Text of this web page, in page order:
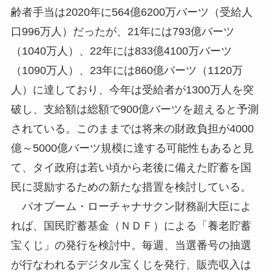
齢者手当は2020年に564億6200万バーツ（受給人
口996万人）だったが、21年には793億バーツ
（1040万人）、22年には833億4100万バーツ
（1090万人）、23年には860億バーツ（1120万
人）に達しており、今年は受給者が1300万人を突
破し、支給額は総額で900億バーツを超えると予測
されている。このままでは将来の財政負担が4000
億～5000億バーツ規模に達する可能性もあると見
て、タイ政府は若い頃から老後に備えた貯蓄を国
民に奨励するための新たな措置を検討している。
パオプーム・ローチャナサクン財務副大臣によ
れば、国民貯蓄基金（ＮＤＦ）による「養老貯蓄
宝くじ」の発行を検討中。毎週、当選番号の抽選
が行なわれるデジタル宝くじを発行、販売収入は